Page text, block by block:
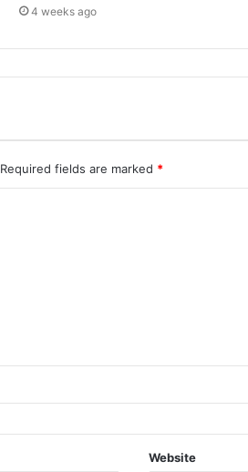
4 weeks ago
Required fields are marked *
Website